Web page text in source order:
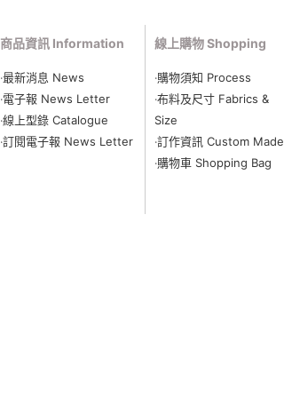
商品資訊 Information
‧最新消息 News
‧電子報 News Letter
‧線上型錄 Catalogue
‧訂閱電子報 News Letter
線上購物 Shopping
‧購物須知 Process
‧布料及尺寸 Fabrics &
Size
‧訂作資訊 Custom Made
‧購物車 Shopping Bag